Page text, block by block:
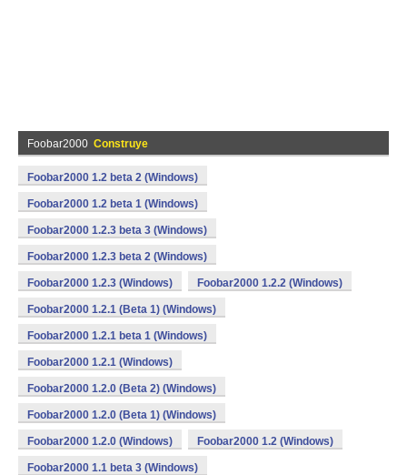
Foobar2000 Construye
Foobar2000 1.2 beta 2 (Windows)
Foobar2000 1.2 beta 1 (Windows)
Foobar2000 1.2.3 beta 3 (Windows)
Foobar2000 1.2.3 beta 2 (Windows)
Foobar2000 1.2.3 (Windows) Foobar2000 1.2.2 (Windows)
Foobar2000 1.2.1 (Beta 1) (Windows)
Foobar2000 1.2.1 beta 1 (Windows)
Foobar2000 1.2.1 (Windows)
Foobar2000 1.2.0 (Beta 2) (Windows)
Foobar2000 1.2.0 (Beta 1) (Windows)
Foobar2000 1.2.0 (Windows) Foobar2000 1.2 (Windows)
Foobar2000 1.1 beta 3 (Windows)